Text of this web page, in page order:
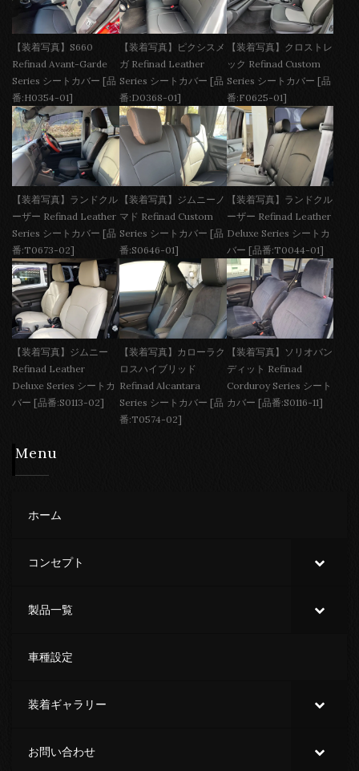
【装着写真】S660
Refinad Avant-Garde
Series シートカバー [品
番:H0354-01]
【装着写真】ピクシスメ
ガ Refinad Leather
Series シートカバー [品
番:D0368-01]
【装着写真】クロストレ
ック Refinad Custom
Series シートカバー [品
番:F0625-01]
【装着写真】ランドクル
ーザー Refinad Leather
Series シートカバー [品
番:T0673-02]
【装着写真】ジムニーノ
マド Refinad Custom
Series シートカバー [品
番:S0646-01]
【装着写真】ランドクル
ーザー Refinad Leather
Deluxe Series シートカ
バー [品番:T0044-01]
【装着写真】ジムニー
Refinad Leather
Deluxe Series シートカ
バー [品番:S0113-02]
【装着写真】カローラク
ロスハイブリッド
Refinad Alcantara
Series シートカバー [品
番:T0574-02]
【装着写真】ソリオバン
ディット Refinad
Corduroy Series シート
カバー [品番:S0116-11]
Menu
ホーム
コンセプト
製品一覧
車種設定
装着ギャラリー
お問い合わせ